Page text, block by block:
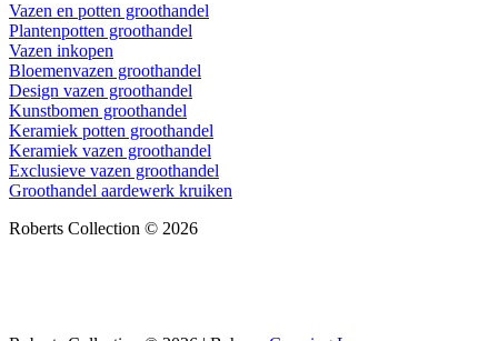
Vazen en potten groothandel
Plantenpotten groothandel
Vazen inkopen
Bloemenvazen groothandel
Design vazen groothandel
Kunstbomen groothandel
Keramiek potten groothandel
Keramiek vazen groothandel
Exclusieve vazen groothandel
Groothandel aardewerk kruiken
Roberts Collection © 2026